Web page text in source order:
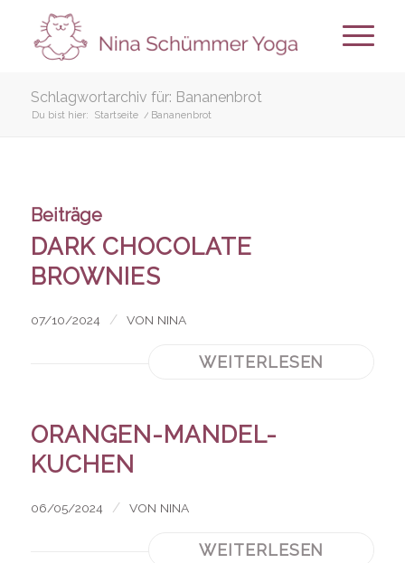
Schlagwortarchiv für: Bananenbrot
Du bist hier: Startseite / Bananenbrot
Beiträge
DARK CHOCOLATE
BROWNIES
07/10/2024 / VON NINA
WEITERLESEN
ORANGEN-MANDEL-
KUCHEN
06/05/2024 / VON NINA
WEITERLESEN